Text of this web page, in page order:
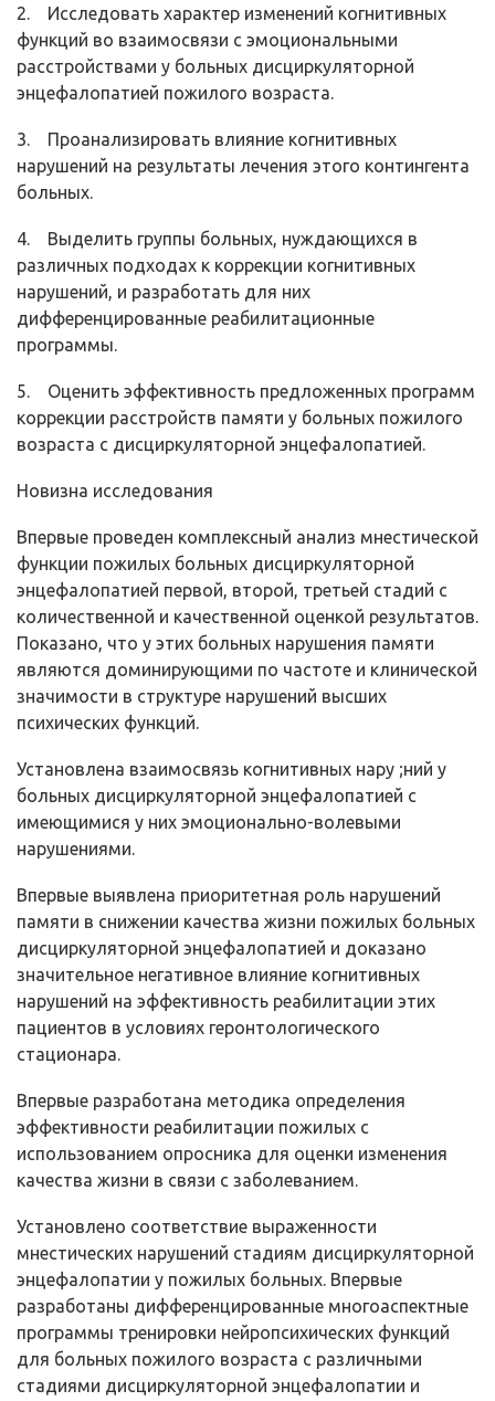
2. Исследовать характер изменений когнитивных
функций во взаимосвязи с эмоциональными
расстройствами у больных дисциркуляторной
энцефалопатией пожилого возраста.
3. Проанализировать влияние когнитивных
нарушений на результаты лечения этого контингента
больных.
4. Выделить группы больных, нуждающихся в
различных подходах к коррекции когнитивных
нарушений, и разработать для них
дифференцированные реабилитационные
программы.
5. Оценить эффективность предложенных программ
коррекции расстройств памяти у больных пожилого
возраста с дисциркуляторной энцефалопатией.
Новизна исследования
Впервые проведен комплексный анализ мнестической
функции пожилых больных дисциркуляторной
энцефалопатией первой, второй, третьей стадий с
количественной и качественной оценкой результатов.
Показано, что у этих больных нарушения памяти
являются доминирующими по частоте и клинической
значимости в структуре нарушений высших
психических функций.
Установлена взаимосвязь когнитивных нару ;ний у
больных дисциркуляторной энцефалопатией с
имеющимися у них эмоционально-волевыми
нарушениями.
Впервые выявлена приоритетная роль нарушений
памяти в снижении качества жизни пожилых больных
дисциркуляторной энцефалопатией и доказано
значительное негативное влияние когнитивных
нарушений на эффективность реабилитации этих
пациентов в условиях геронтологического
стационара.
Впервые разработана методика определения
эффективности реабилитации пожилых с
использованием опросника для оценки изменения
качества жизни в связи с заболеванием.
Установлено соответствие выраженности
мнестических нарушений стадиям дисциркуляторной
энцефалопатии у пожилых больных. Впервые
разработаны дифференцированные многоаспектные
программы тренировки нейропсихических функций
для больных пожилого возраста с различными
стадиями дисциркуляторной энцефалопатии и